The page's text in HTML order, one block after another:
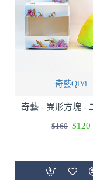
奇藝QiYi
$120
$160